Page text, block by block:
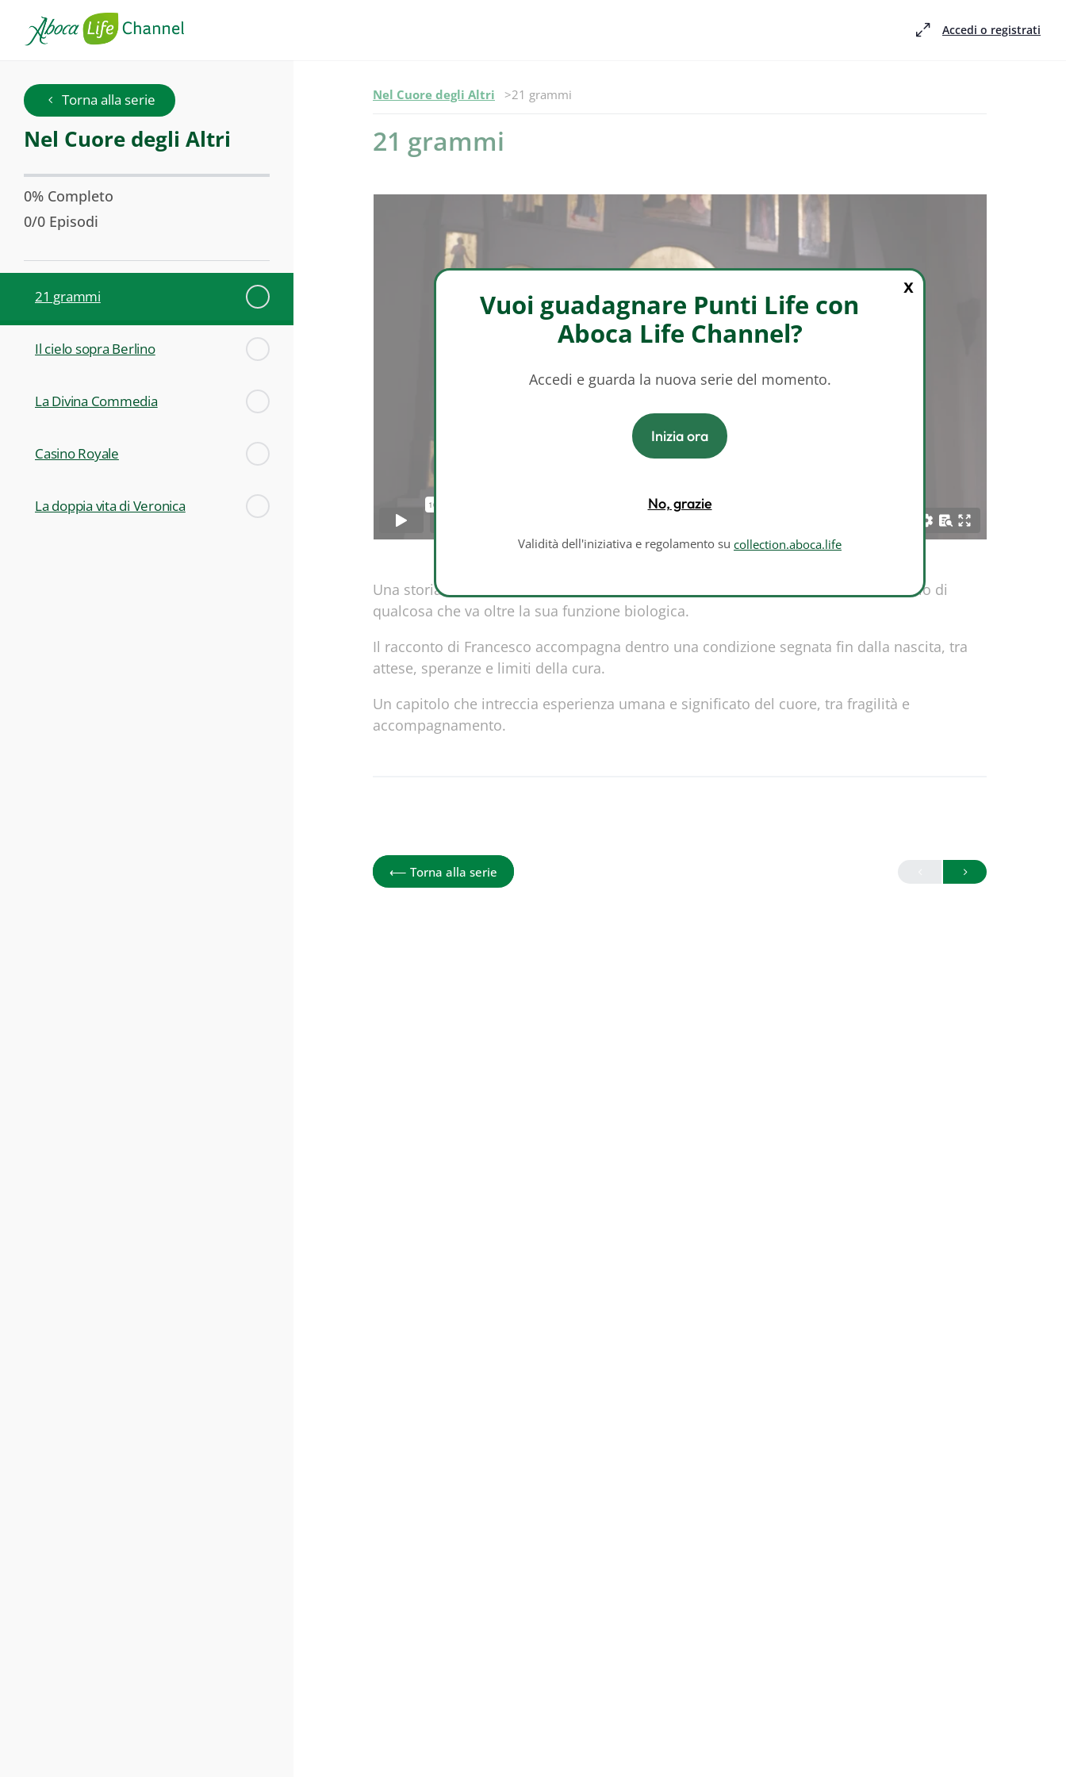
Accedi o registrati
Torna alla serie Nel
Cuore
degli
Altri
Serie:
Nel Cuore degli Altri
0% Completo
0/0 Episodi
21 grammi
Il cielo sopra Berlino
La Divina Commedia
Casino Royale
La doppia vita di Veronica
Nel Cuore degli Altri Episodio -
21 grammi
21 grammi
X
Vuoi guadagnare Punti Life con
Aboca Life Channel?
Accedi e guarda la nuova serie del momento.
Inizia ora
No, grazie
Validità dell'iniziativa e regolamento su collection.aboca.life
Una storia che attraversa il confine tra vita e fine vita, dove il cuore diventa simbolo di
qualcosa che va oltre la sua funzione biologica.
Il racconto di Francesco accompagna dentro una condizione segnata fin dalla nascita, tra
attese, speranze e limiti della cura.
Un capitolo che intreccia esperienza umana e significato del cuore, tra fragilità e
accompagnamento.
⟵ Torna alla serie Nel Cuore degli Altri